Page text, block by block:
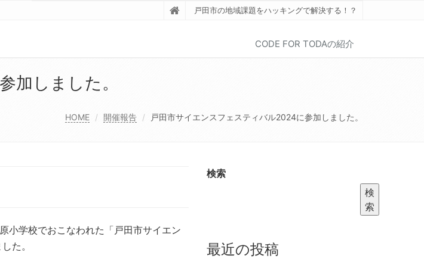
戸田市の地域課題をハッキングで解決する！？
CODE FOR TODAの紹介
加しました。
HOME 開催報告 戸田市サイエンスフェスティバル2024に参加しました。
小学校でおこなわれた「戸田市サイエン
た。
検索
検
索
最近の投稿